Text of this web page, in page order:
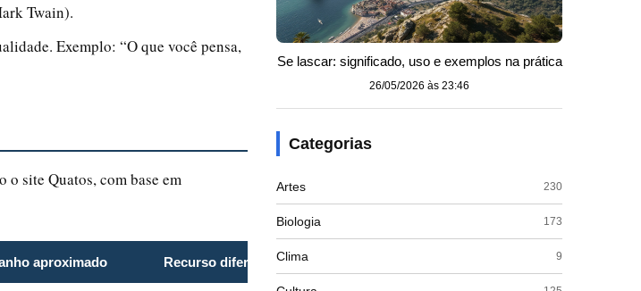
Twain).
Exemplo: “O que você pensa,
site Quatos, com base em
aproximado Recurso diferencial Idioma principal
Se lascar: significado, uso e exemplos na prática
26/05/2026 às 23:46
Categorias
Artes 230
Biologia 173
Clima 9